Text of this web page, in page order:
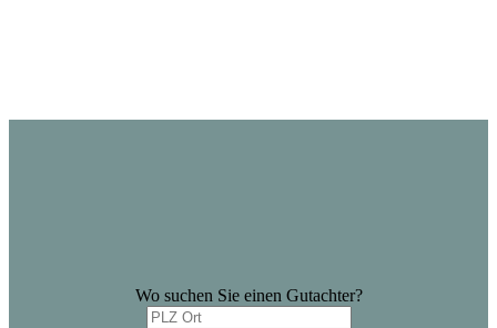
Wo suchen Sie einen Gutachter?